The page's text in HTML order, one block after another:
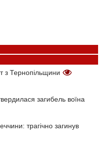
з Тернопільщини
загибель воїна
трагічно загинув